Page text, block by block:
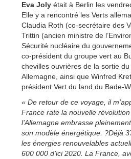
Eva Joly était à Berlin les
Elle y a rencontré les Verts
Claudia Roth (co-secrétaire des
Trittin (ancien ministre de
Sécurité nucléaire du
co-président du groupe vert au
chevilles ouvrières de la sortie
Allemagne, ainsi que Winfred
président Vert du land du Bade-
« De retour de ce voyage, il
France rate la nouvelle
l’Allemagne embrasse
son modèle énergétique. ?Déjà
les énergies renouvelables
600 000 d’ici 2020. La France,